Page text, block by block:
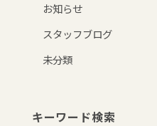
お知らせ
スタッフブログ
未分類
キーワード検索